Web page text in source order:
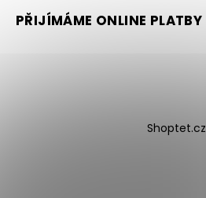
PŘIJÍMÁME ONLINE PLATBY
Shoptet.cz